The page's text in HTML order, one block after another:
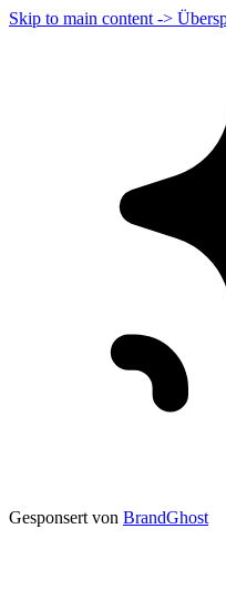
Skip to main content ->
Gesponsert von BrandGhost